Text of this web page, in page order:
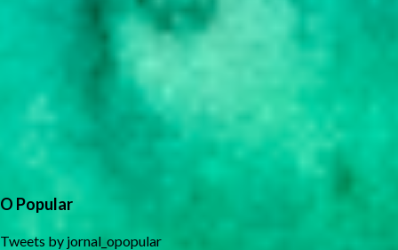
O Popular
Tweets by jornal_opopular